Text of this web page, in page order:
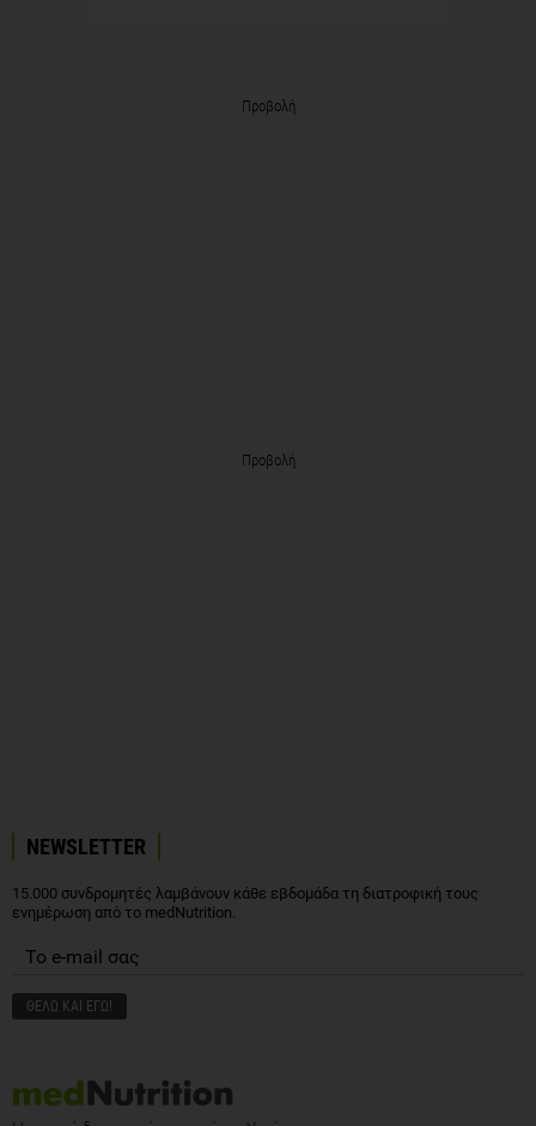
Προβολή
Προβολή
NEWSLETTER
15.000 συνδρομητές λαμβάνουν κάθε εβδομάδα τη διατροφική τους
ενημέρωση από το medNutrition.